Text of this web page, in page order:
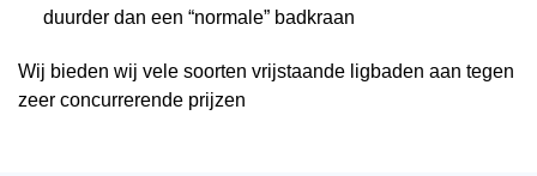
duurder dan een “normale” badkraan
Wij bieden wij vele soorten vrijstaande ligbaden aan tegen
zeer concurrerende prijzen